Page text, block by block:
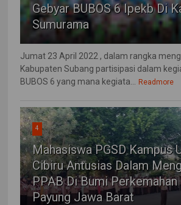
Gebyar BUBOS 6 Ipekb Di
Sumurama
Jumat 23 April 2022 , dalam rangka
Kabupaten Subang partisipasi dalam
BUBOS 6 yang mana kegiata...
Readmore
4
Mahasiswa PGSD Kampus
Cibiru Antusias Dalam
PPAB Di Bumi Perkemahan
Payung Jawa Barat